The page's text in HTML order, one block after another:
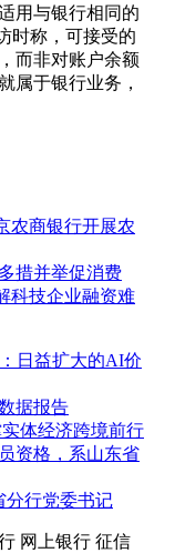
用与银行相同的
时称，可接受的
而非对账户余额
属于银行业务，
农商银行开展农
措并举促消费
科技企业融资难
日益扩大的AI价
据报告
体经济跨境前行
资格，系山东省
分行党委书记
网上银行 征信